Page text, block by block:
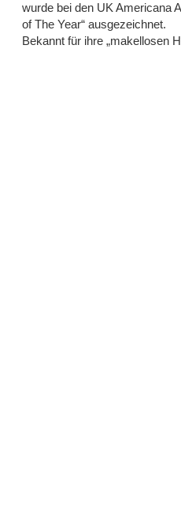
wurde bei den UK Americana
of The Year“ ausgezeichnet.
Bekannt für ihre „makellosen